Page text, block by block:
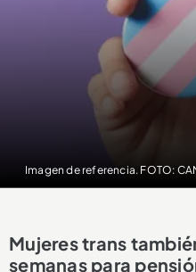
Imagen de referencia. FOTO:
Mujeres trans
semanas para